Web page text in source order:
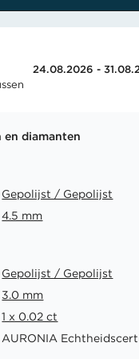
24.08.2026 -
en diamanten
Gepolijst / Gepolijst
4.5 mm
Gepolijst / Gepolijst
3.0 mm
1 x 0.02 ct
AURONIA